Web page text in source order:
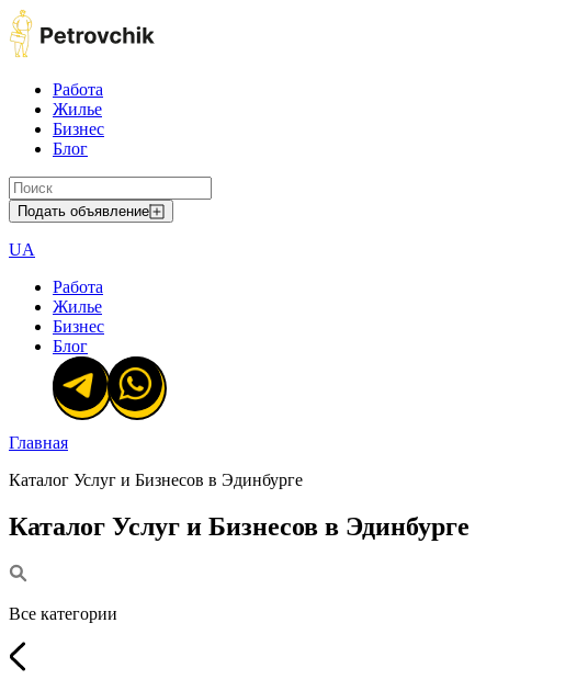
Работа
Жилье
Бизнес
Блог
Подать объявление
UA
Работа
Жилье
Бизнес
Блог
Главная
Каталог Услуг и Бизнесов в Эдинбурге
Каталог Услуг и Бизнесов в Эдинбурге
Все категории